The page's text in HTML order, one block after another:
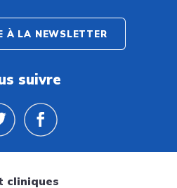
À LA NEWSLETTER
suivre
cliniques